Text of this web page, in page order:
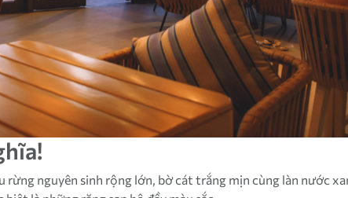
nguyên sinh rộng lớn, bờ cát trắng mịn cùng làn nước